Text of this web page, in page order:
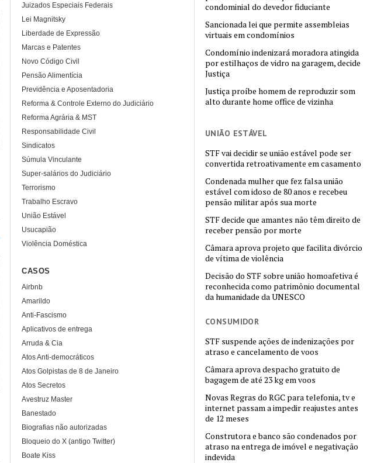
condominial do devedor fiduciante
Sancionada lei que permite assembleias
virtuais em condomínios
Condomínio indenizará moradora atingida
por estilhaços de vidro na garagem, decide
Justiça
Justiça proíbe homem de reproduzir som
alto durante home office de vizinha
UNIÃO ESTÁVEL
STF vai decidir se união estável pode ser
convertida retroativamente em casamento
Condenada mulher que fez falsa união
estável com idoso de 80 anos e recebeu
pensão militar após sua morte
STF decide que amantes não têm direito de
receber pensão por morte
Câmara aprova projeto que facilita divórcio
de vítima de violência
Decisão do STF sobre união homoafetiva é
reconhecida como patrimônio documental
da humanidade da UNESCO
CONSUMIDOR
STF suspende ações de indenizações por
atraso e cancelamento de voos
Câmara aprova despacho gratuito de
bagagem de até 23 kg em voos
Novas Regras do RGC para telefonia, tv e
internet passam a impedir reajustes antes
de 12 meses
Construtora e banco são condenados por
atraso na entrega de imóvel e negativação
indevida
Juizados Especiais Federais
Lei Magnitsky
Liberdade de Expressão
Marcas e Patentes
Novo Código Civil
Pensão Alimentícia
Previdência e Aposentadoria
Reforma & Controle Externo do Judiciário
Reforma Agrária & MST
Responsabilidade Civil
Sindicatos
Súmula Vinculante
Super-salários do Judiciário
Terrorismo
Trabalho Escravo
União Estável
Usucapião
Violência Doméstica
CASOS
Airbnb
Amarildo
Anti-Fascismo
Aplicativos de entrega
Arruda & Cia
Atos Anti-democráticos
Atos Golpistas de 8 de Janeiro
Atos Secretos
Avestruz Master
Banestado
Biografias não autorizadas
Bloqueio do X (antigo Twitter)
Boate Kiss